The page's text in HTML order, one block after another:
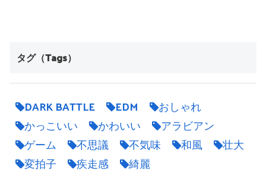
タグ（Tags）
DARK BATTLE EDM
おしゃれ
かっこいい
かわいい
アラビアン
ゲーム
不思議 不気味 和風
壮大
変拍子
疾走感 綺麗